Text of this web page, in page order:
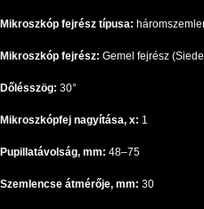
Mikroszkóp fejrész típusa:
Mikroszkóp fejrész: Gemel fejrész
Dőlésszög: 30°
Mikroszkópfej nagyítása, x: 1
Pupillatávolság, mm: 48–75
Szemlencse átmérője, mm: 30